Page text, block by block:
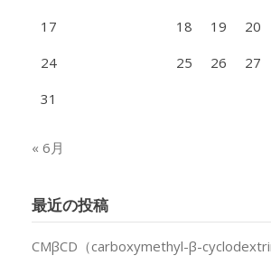
17
18 19 20
24
25 26 27
31
« 6月
最近の投稿
CMβCD（carboxymethyl-β-